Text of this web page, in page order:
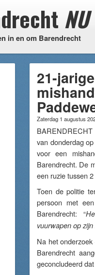
NU
in en om Barendrecht
21-
Zaterdag 1 augustus
van donderdag
voor een
Barendrecht. De
een ruzie tussen
Toen de politie
persoon met
Barendrecht: “
vuurwapen op
Na het
Barendrecht
geconcludeerd